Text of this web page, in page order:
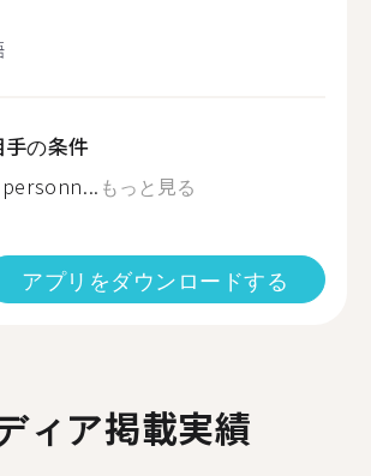
の条件
もっと見る
アプリをダウンロードする
ィア掲載実績